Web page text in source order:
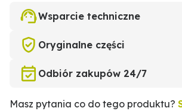
Wsparcie techniczne
Oryginalne części
Odbiór zakupów 24/7
Masz pytania co do tego produktu?